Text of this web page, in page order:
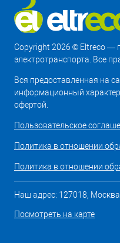
Copyright 2026 © Eltreco —
электротранспорта. Все
Вся предоставленная на
информационный
офертой.
Пользовательское
Политика в отношении
Политика в отношении
Наш адрес: 127018,
Посмотреть на карте